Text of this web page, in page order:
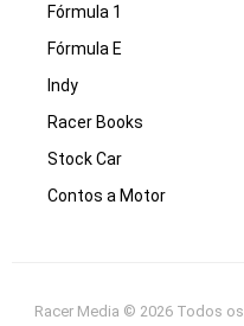
Fórmula 1
Fórmula E
Indy
Racer Books
Stock Car
Contos a Motor
Racer Media © 2026 Todos os